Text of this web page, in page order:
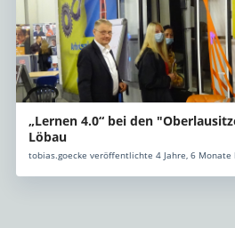
„Lernen 4.0“ bei den
Löbau
tobias.goecke veröffentlichte 4 Jahre, 6 Monate